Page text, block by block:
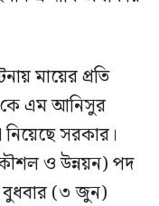
মায়ের প্রতি
কে এম আনিসুর
নিয়েছে সরকার।
ও উন্নয়ন) পদ
বুধবার (৩ জুন)